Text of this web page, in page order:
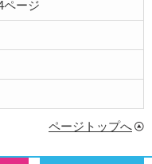
ページ
ページトップへ